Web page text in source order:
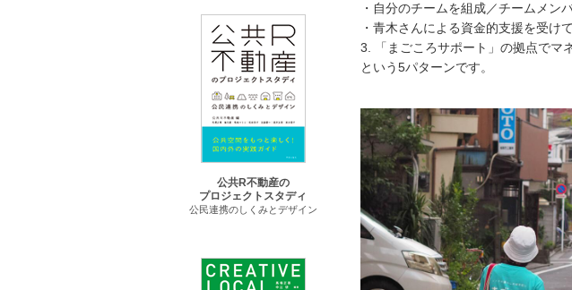
・自分のチームを組成／チームメン
・青木さんによる資金的支援を受け
3. 「まごころサポート」の拠点でマ
という5パターンです。
公共R不動産の
プロジェクトスタディ
公民連携のしくみとデザイン